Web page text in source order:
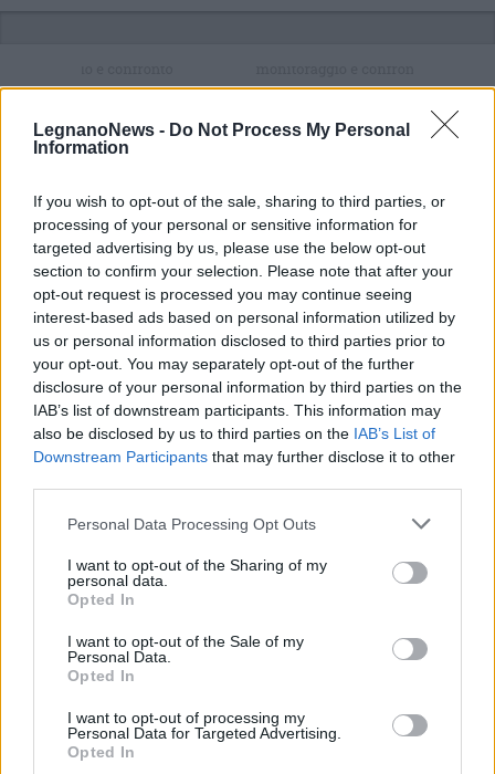
LegnanoNews - Do Not Process My Personal
Information
If you wish to opt-out of the sale, sharing to third parties, or
processing of your personal or sensitive information for
targeted advertising by us, please use the below opt-out
section to confirm your selection. Please note that after your
opt-out request is processed you may continue seeing
interest-based ads based on personal information utilized by
us or personal information disclosed to third parties prior to
your opt-out. You may separately opt-out of the further
disclosure of your personal information by third parties on the
IAB’s list of downstream participants. This information may
also be disclosed by us to third parties on the IAB’s List of
Downstream Participants that may further disclose it to other
Personal Data Processing Opt Outs
I want to opt-out of the Sharing of my
personal data.
Opted In
I want to opt-out of the Sale of my
Personal Data.
Opted In
I want to opt-out of processing my
Personal Data for Targeted Advertising.
Opted In
Il meglio di
Iscriviti alla
newsletter
Commenti
Accedioregistratiper commentare questo
articolo.
L'email è richiesta ma non verrà mostrata ai visitatori. Il contenuto di questo
possono essere automaticamente pubblicati senza filtro preventivo. I commenti
che includano uno o più link a siti esterni verranno rimossi in automatico dal